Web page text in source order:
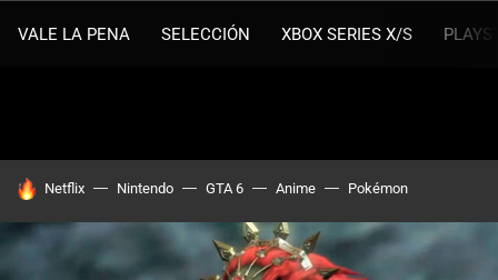
VALE LA PENA SELECCIÓN XBOX SERIES X/S
HOY SE HABLA DE
Netflix Nintendo GTA 6 Anime Pokémon